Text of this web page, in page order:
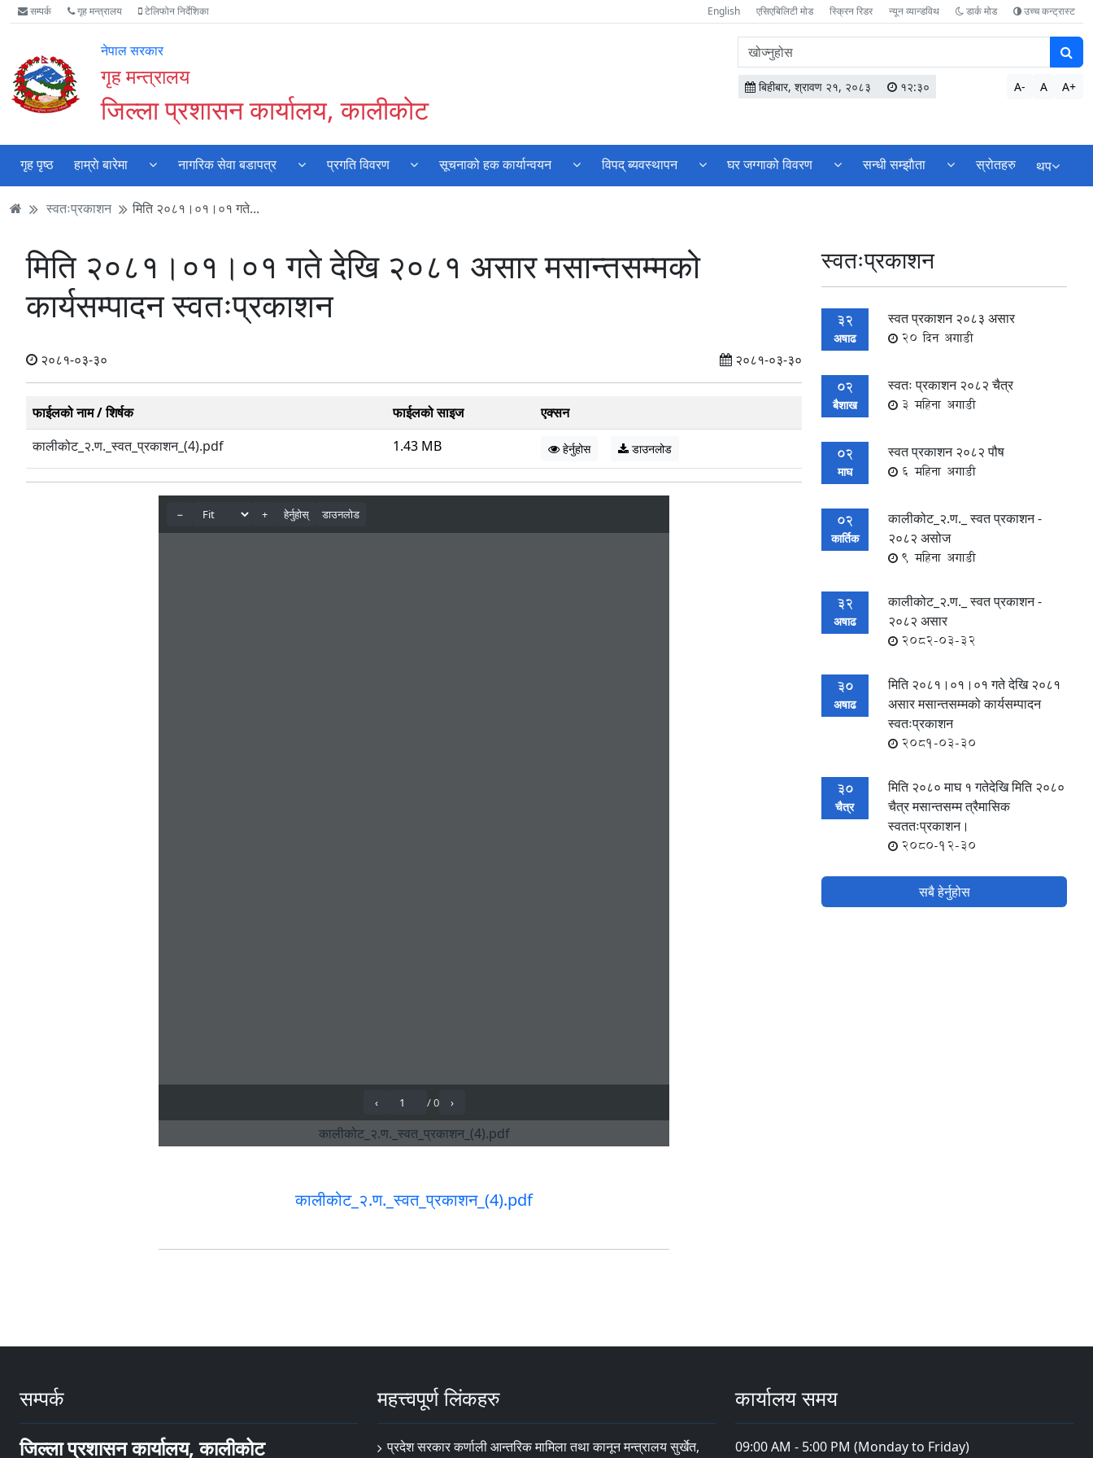
Accessibility
Mode
गर्नुहोस्
मुख्य
सामाग्री
मुख्य
नेभिगेसन
वेबसाइट
खोजमा
सम्पर्क गृह मन्त्रालय टेलिफोन निर्देशिका English एसिएबिलिटी मोड स्क्रिन रिडर न्यून व्यान्डविथ डार्क मोड उच्च कन्ट्रास्ट
नेपाल सरकार
गृह मन्त्रालय
जिल्ला प्रशासन कार्यालय, कालीकोट
वेबसाइटमा
सामग्री
खोज्नुहोस
बिहीबार, श्रावण २१, २०८३ १२:३० A- A A+
गृह पृष्ठ हाम्राे बारेमा नागरिक सेवा बडापत्र प्रगति विवरण सूचनाको हक कार्यान्वयन विपद् ब्यवस्थापन घर जग्गाको विवरण सन्धी सम्झाैता स्रोतहरु थप
स्वतःप्रकाशन मिति २०८१।०१।०१ गते...
मिति २०८१।०१।०१ गते देखि २०८१ असार मसान्तसम्मको
कार्यसम्पादन स्वतःप्रकाशन
२०८१-०३-३० २०८१-०३-३०
फाईलको नाम / शिर्षक फाईलको साइज
एक्सन
कालीकोट_२.ण._स्वत_प्रकाशन_(4).pdf
1.43 MB हेर्नुहोस डाउनलोड
कालीकोट_२.ण._स्वत_प्रकाशन_(4).pdf
स्वतःप्रकाशन
32
अषाढ
स्वत प्रकाशन २०८३ असार
20 दिन अगाडी
02
बैशाख
स्वतः प्रकाशन २०८२ चैत्र
3 महिना अगाडी
02
माघ
स्वत प्रकाशन २०८२ पौष
6 महिना अगाडी
02
कार्तिक
कालीकोट_२.ण._ स्वत प्रकाशन -
२०८२ असोज
9 महिना अगाडी
32
अषाढ
कालीकोट_२.ण._ स्वत प्रकाशन -
२०८२ असार
2082-03-32
30
अषाढ
मिति २०८१।०१।०१ गते देखि २०८१
असार मसान्तसम्मको कार्यसम्पादन
स्वतःप्रकाशन
2081-03-30
30
चैत्र
मिति २०८० माघ १ गतेदेखि मिति २०८०
चैत्र मसान्तसम्म त्रैमासिक
स्वततःप्रकाशन।
2080-12-30
सबै हेर्नुहोस
सम्पर्क
जिल्ला प्रशासन कार्यालय, कालीकोट
महत्त्वपूर्ण लिंकहरु
प्रदेश सरकार कर्णाली आन्तरिक मामिला तथा कानून मन्त्रालय सुर्खेत,
कार्यालय समय
09:00 AM - 5:00 PM (Monday to Friday)